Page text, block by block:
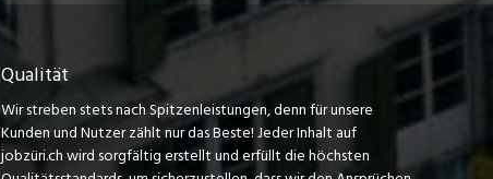
Qualität
Wir streben stets nach Spitzenleistungen, denn für unsere
Kunden und Nutzer zählt nur das Beste! Jeder Inhalt auf
jobzüri.ch wird sorgfältig erstellt und erfüllt die höchsten